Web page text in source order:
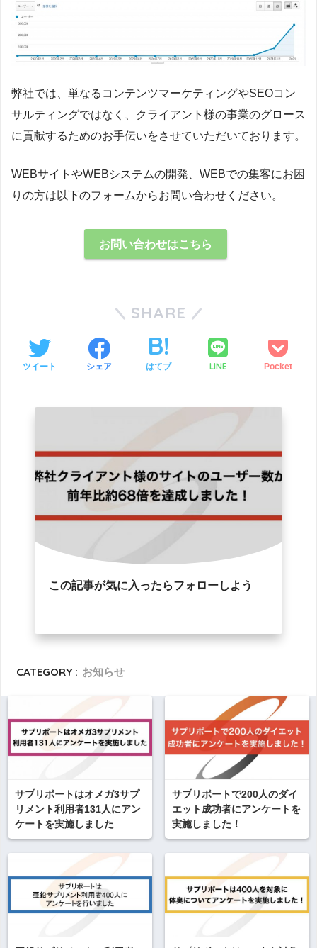
弊社では、単なるコンテンツマーケティングやSEOコン
サルティングではなく、クライアント様の事業のグロース
に貢献するためのお手伝いをさせていただいております。
WEBサイトやWEBシステムの開発、WEBでの集客にお困
りの方は以下のフォームからお問い合わせください。
お問い合わせはこちら
SHARE
ツイート シェア はてブ LINE Pocket
この記事が気に入ったらフォローしよう
CATEGORY : お知らせ
サプリポートはオメガ3サプ
リメント利用者131人にアン
ケートを実施しました
サプリポートで200人のダイ
エット成功者にアンケートを
実施しました！